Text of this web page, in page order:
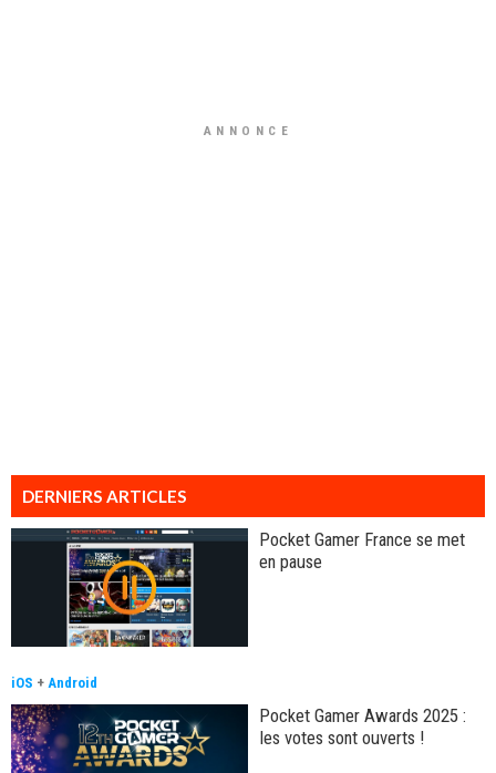
ANNONCE
DERNIERS ARTICLES
Pocket Gamer France se met
en pause
iOS + Android
Pocket Gamer Awards 2025 :
les votes sont ouverts !